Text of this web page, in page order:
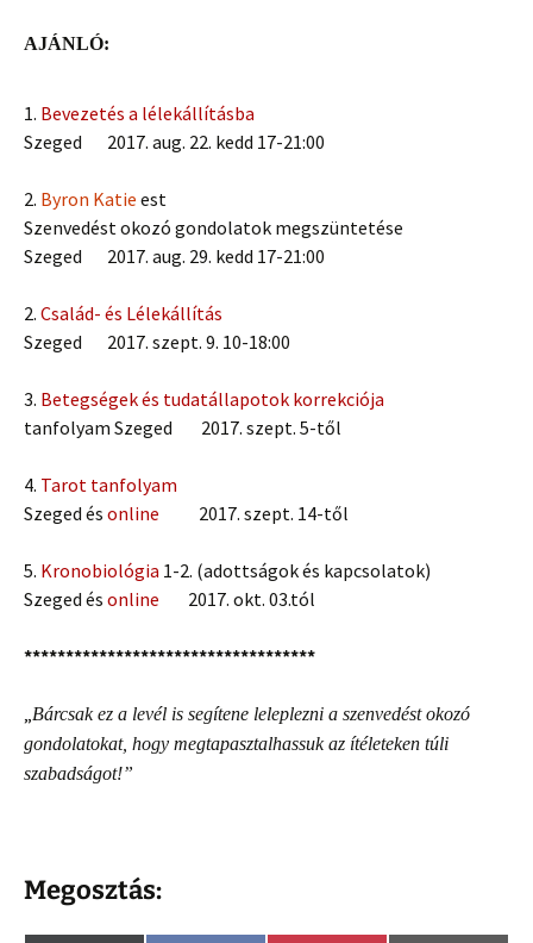
AJÁNLÓ:
1. Bevezetés a lélekállításba
Szeged 2017. aug. 22. kedd 17-21:00
2. Byron Katie est
Szenvedést okozó gondolatok megszüntetése
Szeged 2017. aug. 29. kedd 17-21:00
2. Család- és Lélekállítás
Szeged 2017. szept. 9. 10-18:00
3. Betegségek és tudatállapotok korrekciója
tanfolyam Szeged 2017. szept. 5-től
4. Tarot tanfolyam
Szeged és online 2017. szept. 14-től
5. Kronobiológia 1-2. (adottságok és kapcsolatok)
Szeged és online 2017. okt. 03.tól
***********************************
„Bárcsak ez a levél is segítene leleplezni a szenvedést okozó
gondolatokat, hogy megtapasztalhassuk az ítéleteken túli
szabadságot!”
Megosztás: